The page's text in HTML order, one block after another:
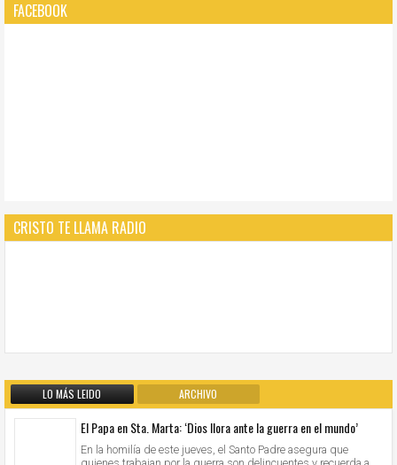
FACEBOOK
CRISTO TE LLAMA RADIO
LO MÁS LEIDO ARCHIVO
El Papa en Sta. Marta: ‘Dios llora ante la guerra en el mundo’
En la homilía de este jueves, el Santo Padre asegura que